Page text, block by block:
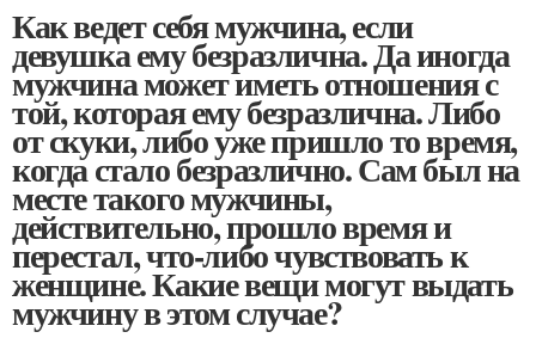
Как ведет себя мужчина, если
девушка ему безразлична. Да иногда
мужчина может иметь отношения с
той, которая ему безразлична. Либо
от скуки, либо уже пришло то время,
когда стало безразлично. Сам был на
месте такого мужчины,
действительно, прошло время и
перестал, что-либо чувствовать к
женщине. Какие вещи могут выдать
мужчину в этом случае?